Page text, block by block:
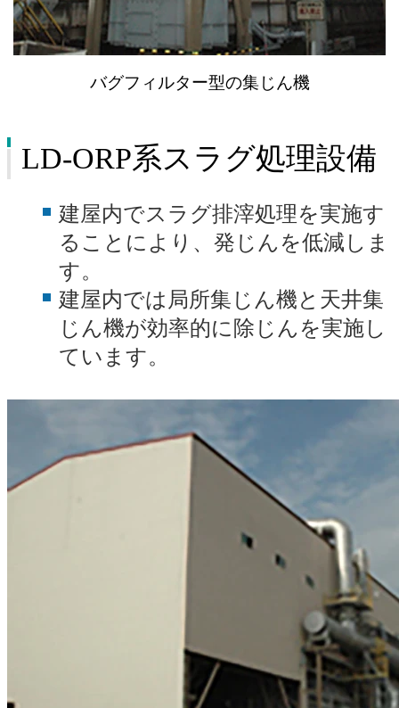
バグフィルター型の集じん機
LD-ORP系スラグ処理設備
建屋内でスラグ排滓処理を実施す
ることにより、発じんを低減しま
す。
建屋内では局所集じん機と天井集
じん機が効率的に除じんを実施し
ています。